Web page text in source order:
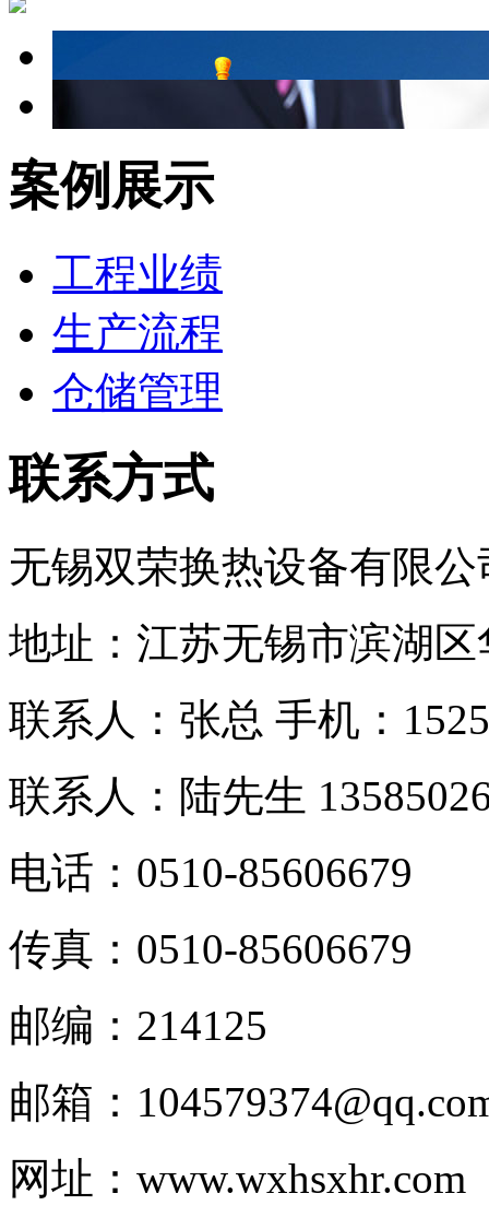
案例展示
工程业绩
生产流程
仓储管理
联系方式
无锡双荣换热设备有限
地址：江苏无锡市滨湖区
联系人：张总 手机：
联系人： 陆先生
电话：0510-85606679
传真：0510-85606679
邮编：214125
邮箱：
网址：www.wxhsxhr.com